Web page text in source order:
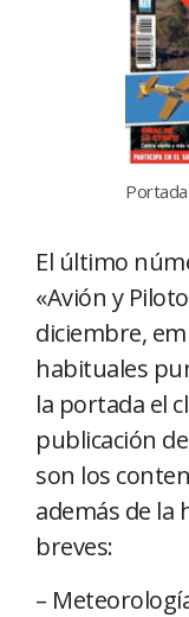
El último
«Avión y
diciembre,
habituales
la portada el
publicación
son los
además de la
breves:
–